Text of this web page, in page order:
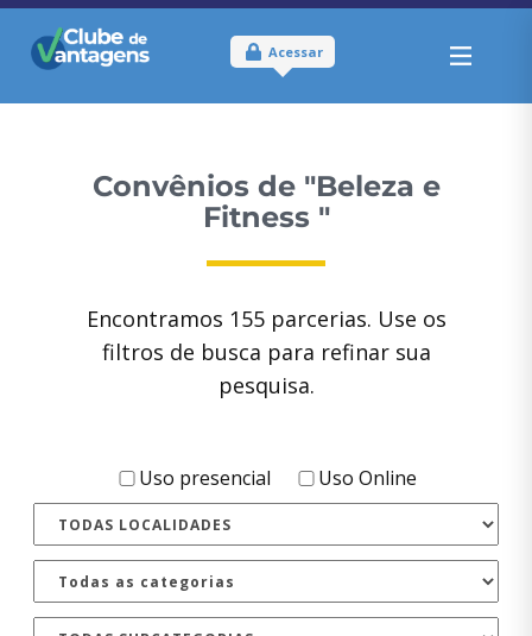
Acessar
Convênios de "Beleza e
Fitness "
Encontramos 155parcerias. Use os
filtros de busca para refinar sua
pesquisa.
Uso presencial Uso Online